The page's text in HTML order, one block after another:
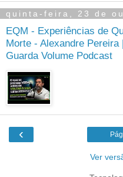
quinta-feira, 23 de
EQM - Experiências de
Morte - Alexandre Pereira |
Guarda Volume Podcast
‹
Ver